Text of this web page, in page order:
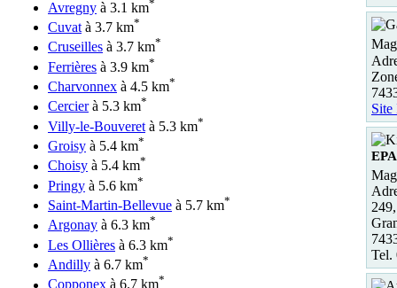
Avregny à 3.1 km*
Cuvat à 3.7 km*
Cruseilles à 3.7 km*
Ferrières à 3.9 km*
Charvonnex à 4.5 km*
Cercierà 5.3 km*
Villy-le-Bouveret à 5.3 km*
Groisy à 5.4 km*
Choisy à 5.4 km*
Pringy à 5.6 km*
Saint-Martin-Bellevue à 5.7 km*
Argonay à 6.3 km*
Les Ollières à 6.3 km*
Andilly à 6.7 km*
Copponex à 6.7 km*
Site
Tel.